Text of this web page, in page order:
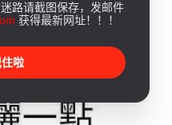
路请截图保存，发邮件
获得最新网址！！！
啦